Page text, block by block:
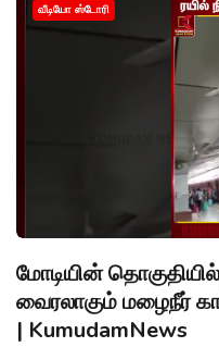
வீடியோ ஸ்டோரி
மோடியின்
வைரலாகும் மழைநீர்
| KumudamNews